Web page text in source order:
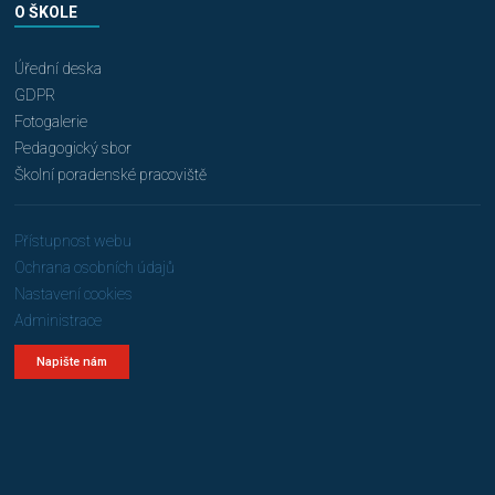
O ŠKOLE
Úřední deska
GDPR
Fotogalerie
Pedagogický sbor
Školní poradenské pracoviště
Přístupnost webu
Ochrana osobních údajů
Nastavení cookies
Administrace
Napište nám